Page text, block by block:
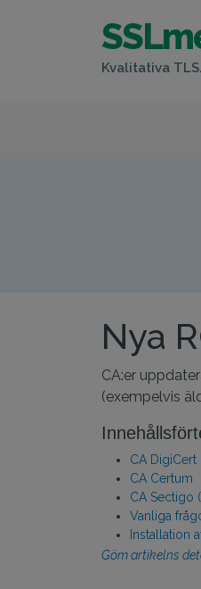
Kvalitativa
Nya
CA:er
(exempelvis
CA DigiCert
CA Certum
CA Sectigo
Vanliga
Installation
Göm artikelns